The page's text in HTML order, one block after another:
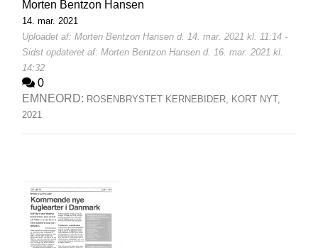
Morten Bentzon Hansen
14. mar. 2021
Uploadet af: Morten Bentzon Hansen d. 14. mar. 2021 kl. 11:14 -
Sidst opdateret af: Morten Bentzon Hansen d. 16. mar. 2021 kl.
14:32
0
EMNEORD: ROSENBRYSTET KERNEBIDER, KORT NYT,
2021